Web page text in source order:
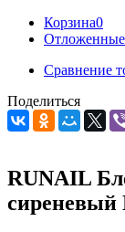
Корзина0
Отложенные
Сравнение
Поделиться
RUNAIL
сиреневый